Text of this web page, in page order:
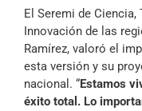
El Seremi de
Innovación de las
Ramírez, valoró el
esta versión y su
nacional. “Estamos
éxito total. Lo